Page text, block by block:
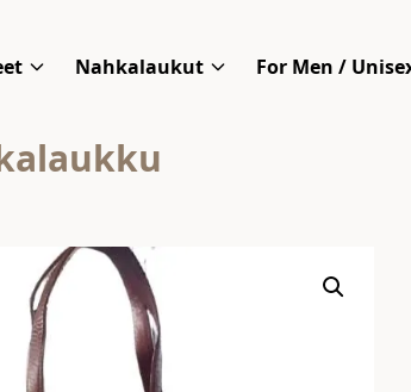
Nahkalaukut For Men /